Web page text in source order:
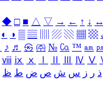
◆ □ ■ △ ▽ → ← ↑ ↓ ↔
◐ ◑ ▒ ▤ ▨ ▧ ▦ ▩
♪ ♬ ㉿ ㈜ № ㏇ ™ ㏂
ⅷ ⅸ ⅹ Ⅳ Ⅴ
ذ ر ز س ش ص ض ط ظ